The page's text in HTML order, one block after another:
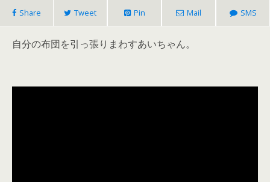
Share Tweet Pin Mail SMS
自分の布団を引っ張りまわすあいちゃん。